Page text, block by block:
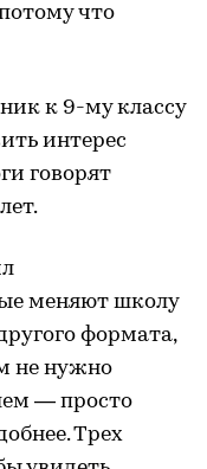
что
к 9-му классу
интерес
говорят
меняют школу
формата,
не нужно
— просто
Трех